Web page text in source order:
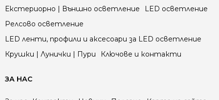
Екстериорно | Външно осветление
LED осветление
Релсово осветление
LED ленти, профили и аксесоари за LED осветление
Крушки | Лунички | Пури
Ключове и контакти
ЗА НАС